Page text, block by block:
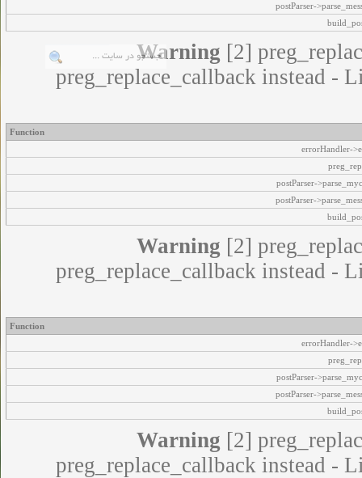
postParser-
Warning [2]
preg_replace_callback instead -
Function
errorHandler-
postParser-
postParser-
Warning [2]
preg_replace_callback instead -
Function
errorHandler-
postParser-
postParser-
Warning [2]
preg_replace_callback instead -